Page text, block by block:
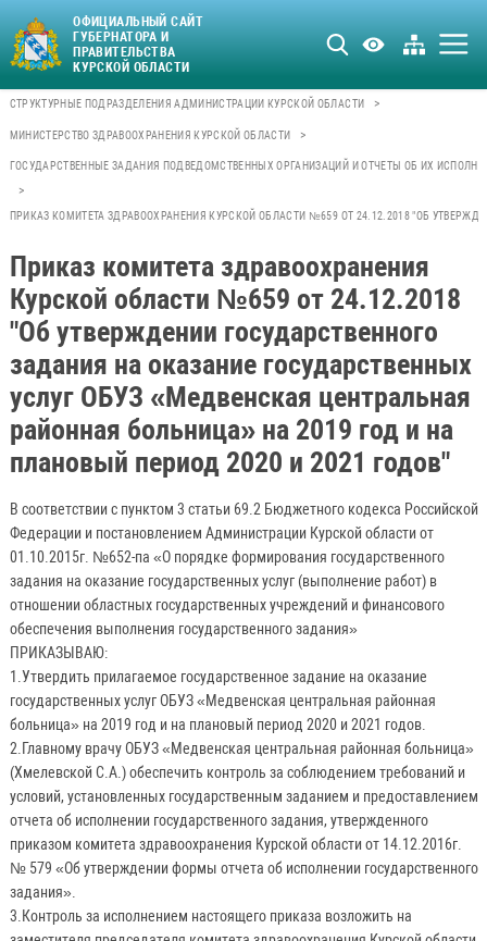
ОФИЦИАЛЬНЫЙ САЙТ
ГУБЕРНАТОРА И
ПРАВИТЕЛЬСТВА
КУРСКОЙ ОБЛАСТИ
СТРУКТУРНЫЕ ПОДРАЗДЕЛЕНИЯ АДМИНИСТРАЦИИ КУРСКОЙ ОБЛАСТИ >
МИНИСТЕРСТВО ЗДРАВООХРАНЕНИЯ КУРСКОЙ ОБЛАСТИ >
ГОСУДАРСТВЕННЫЕ ЗАДАНИЯ ПОДВЕДОМСТВЕННЫХ ОРГАНИЗАЦИЙ И ОТЧЕТЫ ОБ ИХ
>
ПРИКАЗ КОМИТЕТА ЗДРАВООХРАНЕНИЯ КУРСКОЙ ОБЛАСТИ №659 ОТ 24.12.2018 "ОБ
Приказ комитета здравоохранения
Курской области №659 от 24.12.2018
"Об утверждении государственного
задания на оказание государственных
услуг ОБУЗ «Медвенская центральная
районная больница» на 2019 год и на
плановый период 2020 и 2021 годов"
В соответствии с пунктом 3 статьи 69.2 Бюджетного кодекса Российской
Федерации и постановлением Администрации Курской области от
01.10.2015г. №652-па «О порядке формирования государственного
задания на оказание государственных услуг (выполнение работ) в
отношении областных государственных учреждений и финансового
обеспечения выполнения государственного задания»
ПРИКАЗЫВАЮ:
1.Утвердить прилагаемое государственное задание на оказание
государственных услуг ОБУЗ «Медвенская центральная районная
больница» на 2019 год и на плановый период 2020 и 2021 годов.
2.Главному врачу ОБУЗ «Медвенская центральная районная больница»
(Хмелевской С.А.) обеспечить контроль за соблюдением требований и
условий, установленных государственным заданием и предоставлением
отчета об исполнении государственного задания, утвержденного
приказом комитета здравоохранения Курской области от 14.12.2016г.
№ 579 «Об утверждении формы отчета об исполнении государственного
задания».
3.Контроль за исполнением настоящего приказа возложить на